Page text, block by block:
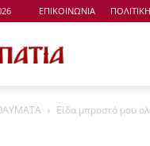
ΕΠΙΚΟΙΝΩΝΙΑ
Μονοπάτια
Είδα μπροστά μου